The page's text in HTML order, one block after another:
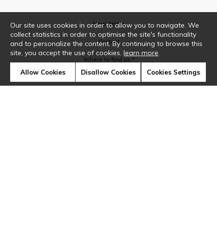
Newsletter
Contact
Where to find us ?
Our site uses cookies in order to allow you to navigate. We
collect statistics in order to optimise the site's functionality
and to personalize the content. By continuing to browse this
site, you accept the use of cookies.learn more
Allow Cookies Disallow Cookies Cookies Settings